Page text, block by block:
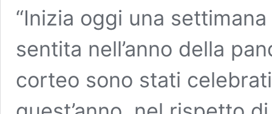
“Inizia oggi una
sentita nell’anno della
corteo sono stati